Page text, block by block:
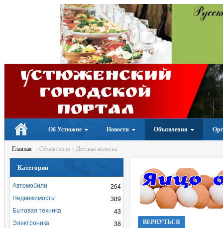
Устюженский
Городской
портал
Об Устюжне Новости Объявления
Главная Объявления Детская коляска
ВЕРНУТЬСЯ
Категории
264
Автомобили
389
Недвижимость
43
Бытовая техника
38
Электроника